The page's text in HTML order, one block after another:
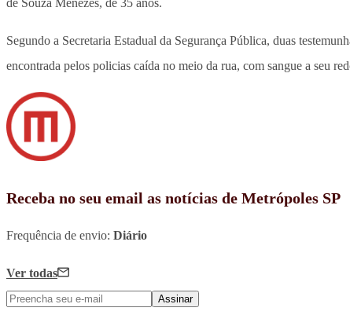
de Souza Menezes, de 35 anos.
Segundo a Secretaria Estadual da Segurança Pública, duas
encontrada pelos policias caída no meio da rua, com sangue a seu
Receba no seu email as notícias de Metrópoles SP
Frequência de envio: Diário
Ver todas
Assinar